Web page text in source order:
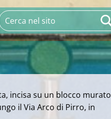
incisa su un blocco murato
il Via Arco di Pirro, in